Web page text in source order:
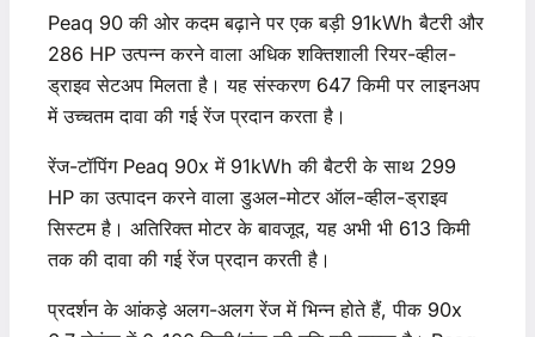
Peaq 90 की ओर कदम बढ़ाने पर एक बड़ी 91kWh बैटरी और
286 HP उत्पन्न करने वाला अधिक शक्तिशाली रियर-व्हील-
ड्राइव सेटअप मिलता है। यह संस्करण 647 किमी पर लाइनअप
में उच्चतम दावा की गई रेंज प्रदान करता है।
रेंज-टॉपिंग Peaq 90x में 91kWh की बैटरी के साथ 299
HP का उत्पादन करने वाला डुअल-मोटर ऑल-व्हील-ड्राइव
सिस्टम है। अतिरिक्त मोटर के बावजूद, यह अभी भी 613 किमी
तक की दावा की गई रेंज प्रदान करती है।
प्रदर्शन के आंकड़े अलग-अलग रेंज में भिन्न होते हैं, पीक 90x